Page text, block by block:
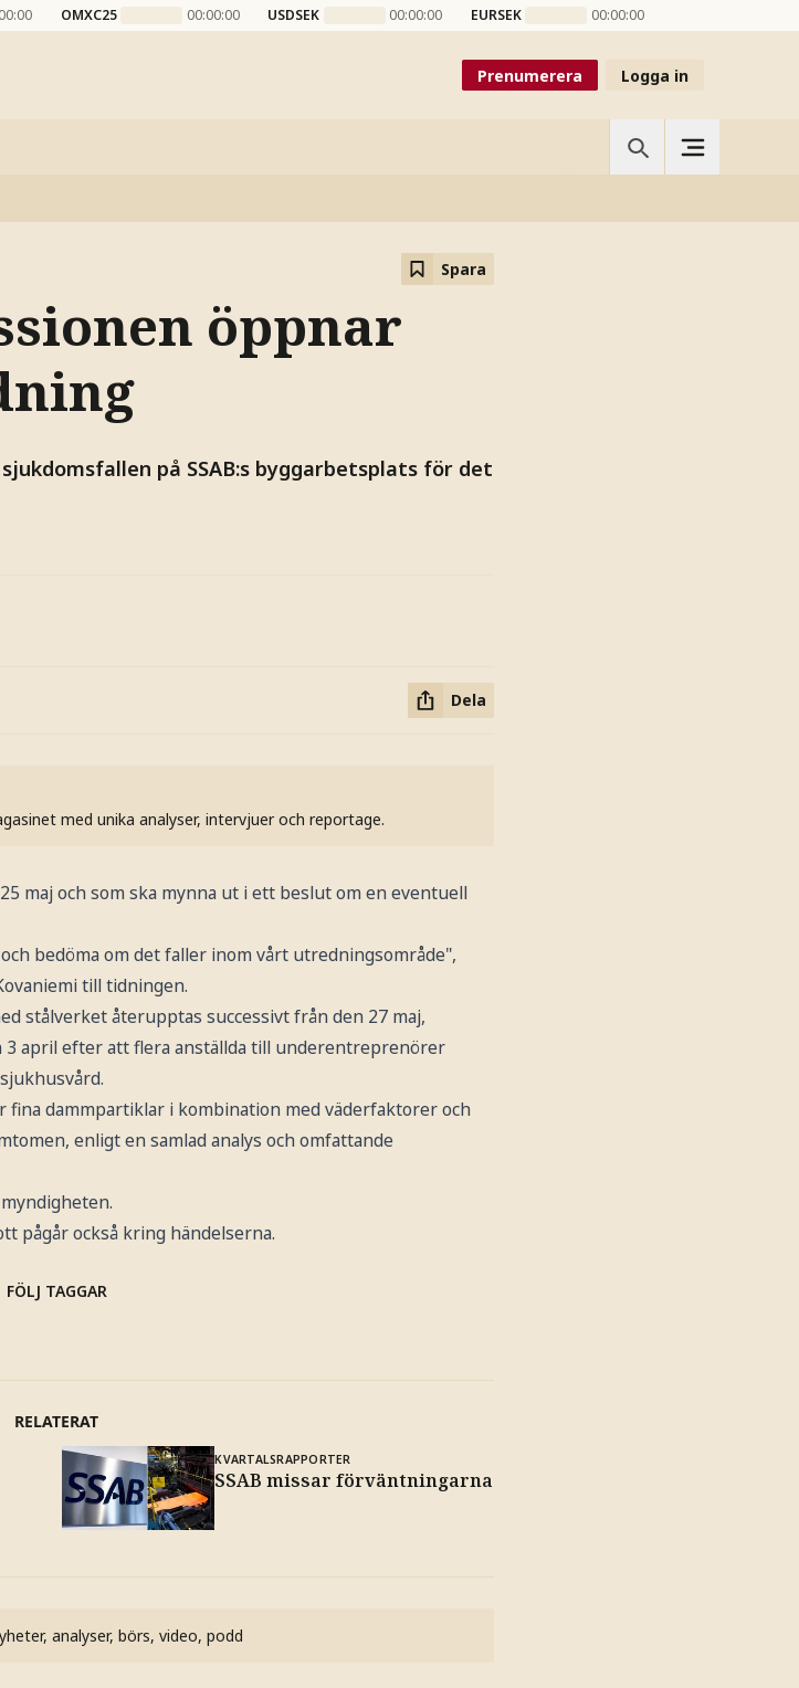
OMXC25 00:00:00 USDSEK 00:00:00 EURSEK 00:00:00
Prenumerera Logga in
Spara
öppnar
på SSAB:s byggarbetsplats för det
Dela
med unika analyser, intervjuer och reportage.
maj och som ska mynna ut i ett beslut om en eventuell
bedöma om det faller inom vårt utredningsområde",
till tidningen.
stålverket återupptas successivt från den 27 maj,
3 april efter att flera anställda till underentreprenörer
dammpartiklar i kombination med väderfaktorer och
enligt en samlad analys och omfattande
pågår också kring händelserna.
FÖLJ TAGGAR
RELATERAT
KVARTALSRAPPORTER
SSAB missar förväntningarna
analyser, börs, video, podd